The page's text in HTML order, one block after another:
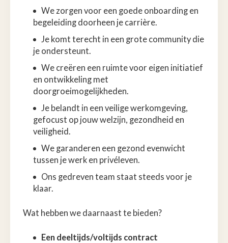
We zorgen voor een goede onboarding en
begeleiding doorheen je carrière.
Je komt terecht in een grote community die
je ondersteunt.
We creëren een ruimte voor eigen initiatief
en ontwikkeling met
doorgroeimogelijkheden.
Je belandt in een veilige werkomgeving,
gefocust op jouw welzijn, gezondheid en
veiligheid.
We garanderen een gezond evenwicht
tussen je werk en privéleven.
Ons gedreven team staat steeds voor je
klaar.
Wat hebben we daarnaast te bieden?
Een deeltijds/voltijds contract